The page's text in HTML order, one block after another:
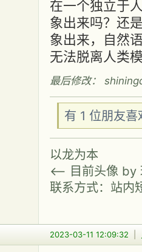
在一个独立于
象出来吗？还
象出来，自然
无法脱离人类
最后修改：
有 1 位朋友
以龙为本
<-- 目前头像 by
联系方式：站内
2023-03-11 12:09:32